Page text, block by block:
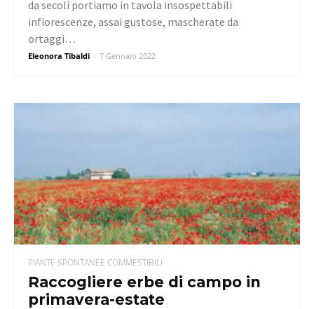
Eleonora Tibaldi - 7 Gennaio 2022
da secoli portiamo in tavola insospettabili
infiorescenze, assai gustose, mascherate da
ortaggi…
PIANTE SPONTANEE COMMESTIBILI
Raccogliere erbe di campo in
primavera-estate